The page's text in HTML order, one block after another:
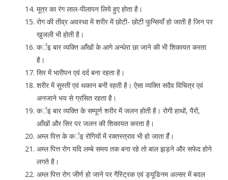
मूत्र का रंग लाल-पीलापन लिये हुए होता है।
रोग की तीव्र अवस्था में शरीर में छोटी- छोटी फुन्सियाँ हो जाती है जिन पर
खुजली भी होती है।
कर्इ बार व्यक्ति आँखों के आगे अन्धेरा छा जाने की भी शिकायत करता
है।
सिर में भारीपन एवं दर्द बना रहता है।
शरीर में सुस्ती एवं थकान बनी रहती है। ऐसा व्यक्ति सदैव विचित्र एवं
अनजाने भय से ग्रसित रहता है।
कर्इ बार व्यक्ति के सम्पूर्ण शरीर में जलन होती है। रोगी हाथों, पैरों,
आँखों और सिर पर जलन की शिकायत करता है।
अम्ल पित्त के कर्इ रोगियों में रक्तस्त्राव भी हो जाता हैंं।
अम्ल पित्त रोग यदि लम्बे समय तक बना रहे तो बाल झड़ने और सफेद होने
लगते है।
अम्ल पित्त रोग जीर्ण हो जाने पर गैस्ट्रिक एवं ड्यूडिनम अल्सर में बदल